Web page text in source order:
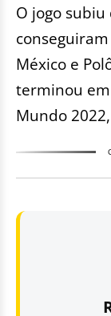
O jogo
México e
terminou
Mundo